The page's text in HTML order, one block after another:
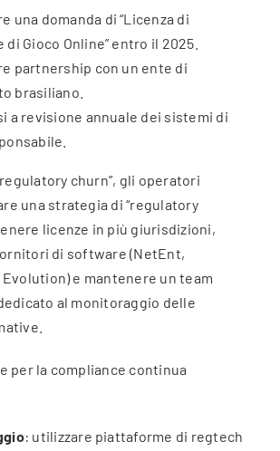
una domanda di “Licenza di
di Gioco Online” entro il 2025.
partnership con un ente di
brasiliano.
a revisione annuale dei sistemi di
churn”, gli operatori
una strategia di “regulatory
licenze in più giurisdizioni,
di software (NetEnt,
Evolution) e mantenere un team
al monitoraggio delle
per la compliance continua
: utilizzare piattaforme di regtech